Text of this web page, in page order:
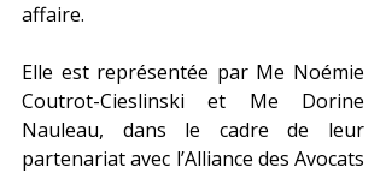
affaire.
Elle est représentée par Me Noémie
Coutrot-Cieslinski et Me Dorine
Nauleau, dans le cadre de leur
partenariat avec l’Alliance des Avocats